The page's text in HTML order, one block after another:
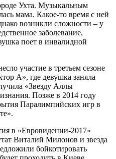
Ухта. Музыкальным
мама. Какое-то время с ней
возникли сложности – у
заболевание,
поет в инвалидной
участие в третьем сезоне
А», где девушка заняла
«Звезду Аллы
Позже в 2014 году
Паралимпийских игр в
в «Евровидении-2017»
Виталий Милонов и звезда
бойкотировать